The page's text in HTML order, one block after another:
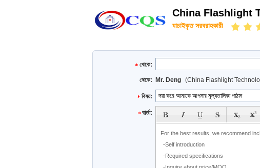
China Flashlight
যাচাইকৃত সরবরাহকারী
থেকে:
থেকে: Mr. Deng (China Flashlight
বিষয়:
subject
বার্তা: